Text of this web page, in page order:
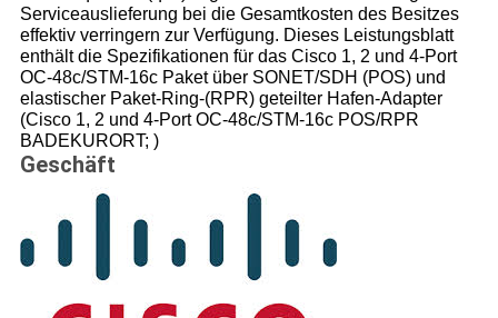
Serviceauslieferung bei die Gesamtkosten des Besitzes
effektiv verringern zur Verfügung. Dieses Leistungsblatt
enthält die Spezifikationen für das Cisco 1, 2 und 4-Port
OC-48c/STM-16c Paket über SONET/SDH (POS) und
elastischer Paket-Ring-(RPR) geteilter Hafen-Adapter
(Cisco 1, 2 und 4-Port OC-48c/STM-16c POS/RPR
BADEKURORT; )
Geschäft